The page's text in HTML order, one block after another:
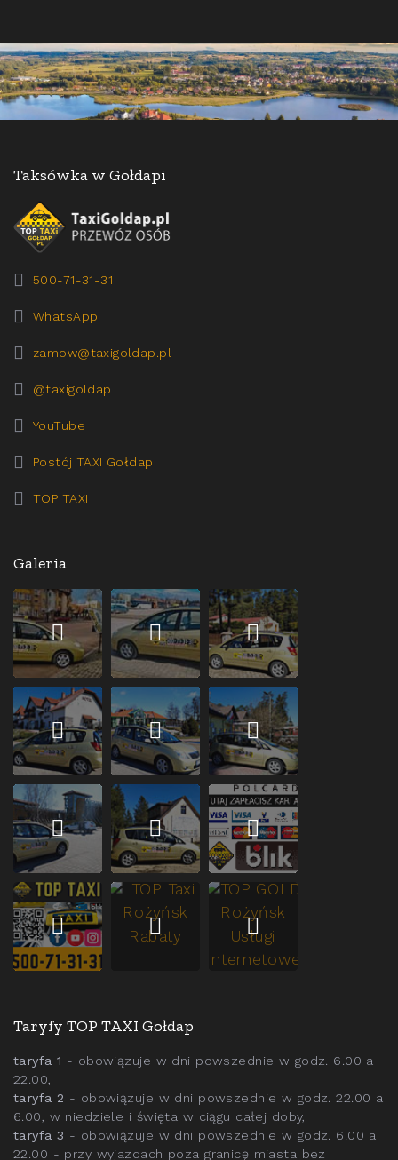
Taksówka w Gołdapi
500-71-31-31
WhatsApp
zamow@taxigoldap.pl
@taxigoldap
YouTube
Postój TAXI Gołdap
TOP TAXI
Galeria
Taryfy TOP TAXI Gołdap
taryfa 1 - obowiązuje w dni powszednie w godz. 6.00 a
22.00,
taryfa 2 - obowiązuje w dni powszednie w godz. 22.00 a
6.00, w niedziele i święta w ciągu całej doby,
taryfa 3 - obowiązuje w dni powszednie w godz. 6.00 a
22.00 - przy wyjazdach poza granicę miasta bez